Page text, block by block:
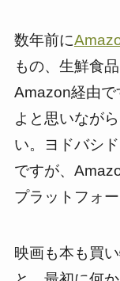
数年前に
もの、生鮮食
Amazon経由で
よと思いなが
い。ヨドバシ
ですが、
プラットフォ
映画も本も買